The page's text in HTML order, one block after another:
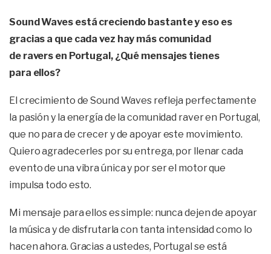
Sound Waves está creciendo bastante y eso es
gracias a que cada vez hay más comunidad
de ravers en Portugal, ¿Qué mensajes tienes
para ellos?
El crecimiento de Sound Waves refleja perfectamente
la pasión y la energía de la comunidad raver en Portugal,
que no para de crecer y de apoyar este movimiento.
Quiero agradecerles por su entrega, por llenar cada
evento de una vibra única y por ser el motor que
impulsa todo esto.
Mi mensaje para ellos es simple: nunca dejen de apoyar
la música y de disfrutarla con tanta intensidad como lo
hacen ahora. Gracias a ustedes, Portugal se está